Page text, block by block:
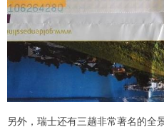
另外，瑞士还有三趟非常著名的全